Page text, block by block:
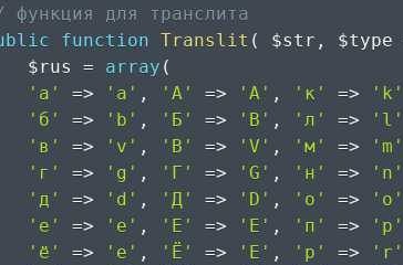
для транслита
function Translit ( $str , $type
$rus
= array (
'а'
=> 'a' , 'А' => 'A' , 'к' => 'k'
'б'
=> 'b' , 'Б' => 'B' , 'л' => 'l'
'в'
=> 'v' , 'В' => 'V' , 'м' => 'm'
'г'
=> 'g' , 'Г' => 'G' , 'н' => 'n'
'д'
=> 'd' , 'Д' => 'D' , 'о' => 'o'
'е'
=> 'e' , 'Е' => 'E' , 'п' => 'p'
'ё'
=> 'e' , 'Ё' => 'E' , 'р' => 'r'